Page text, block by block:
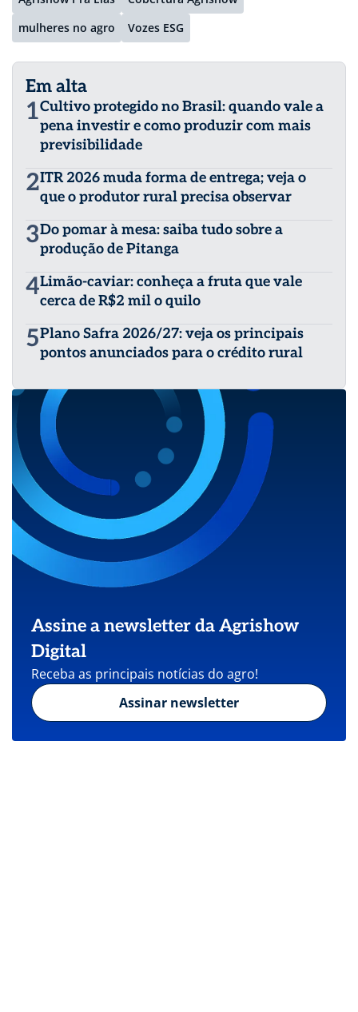
mulheres no agro
Vozes ESG
Em alta
1Cultivo protegido no Brasil: quando vale a
pena investir e como produzir com mais
previsibilidade
2ITR 2026 muda forma de entrega; veja o
que o produtor rural precisa observar
3Do pomar à mesa: saiba tudo sobre a
produção de Pitanga
4Limão-caviar: conheça a fruta que vale
cerca de R$2 mil o quilo
5Plano Safra 2026/27: veja os principais
pontos anunciados para o crédito rural
Assine a newsletter da Agrishow
Digital
Receba as principais notícias do agro!
Assinar newsletter